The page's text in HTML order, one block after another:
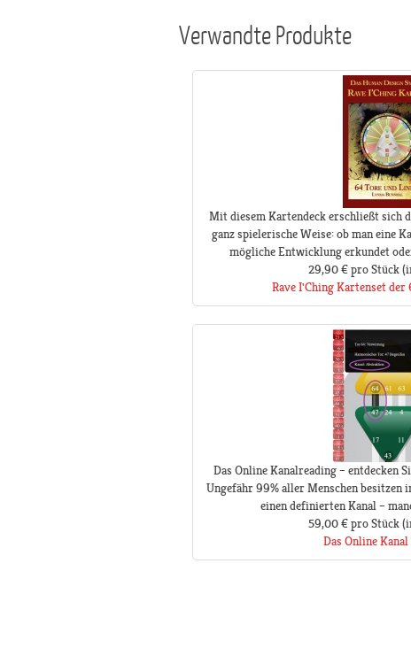
Verwandte Produkte
Mit diesem Kartendeck erschließt sich
ganz spielerische Weise: ob man eine
mögliche Entwicklung erkundet
29,90 € pro Stück
Rave I'Ching Kartenset der
Das Online Kanalreading – entdecken
Ungefähr 99% aller Menschen
einen definierten Kanal –
59,00 € pro Stück
Das Online Kanal